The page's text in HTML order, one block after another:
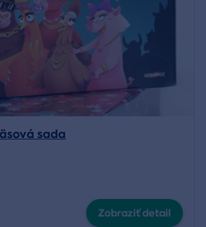
sada
Zobraziť detail